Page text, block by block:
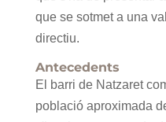
que se sotmet a una
directiu.
Antecedents
El barri de Natzaret
població aproximada